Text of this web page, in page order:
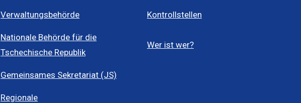
Verwaltungsbehörde
Nationale Behörde für die
Tschechische Republik
Gemeinsames Sekretariat (JS)
Regionale
Kontrollstellen
Wer ist wer?